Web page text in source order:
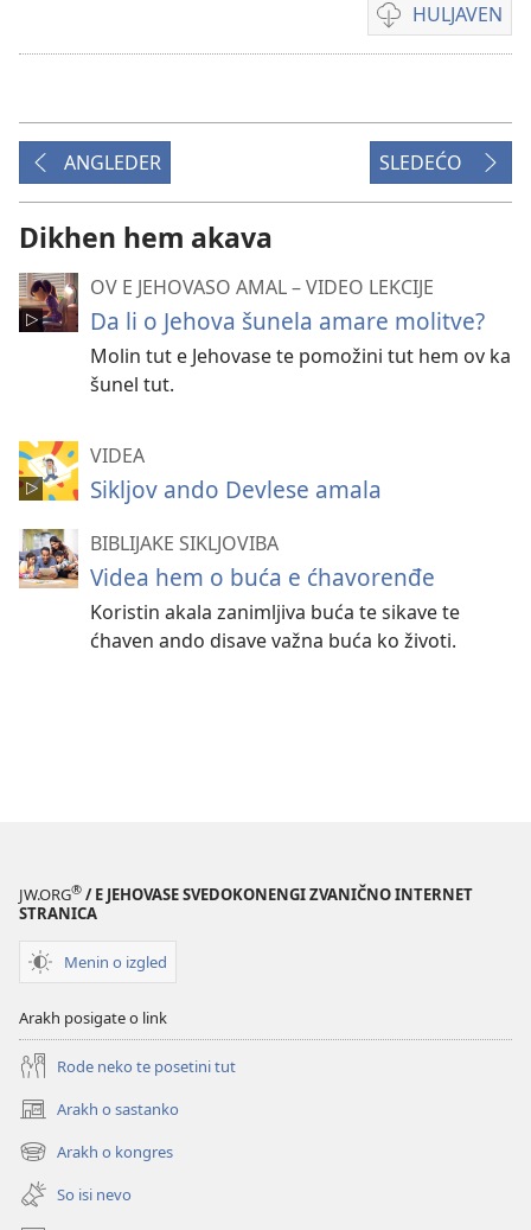
HULJAVEN
O
formatija
o
filmija
ANGLEDER SLEDEĆO
Dikhen hem akava
OV E JEHOVASO AMAL – VIDEO LEKCIJE
Da li o Jehova šunela amare molitve?
Molin tut e Jehovase te pomožini tut hem ov ka
šunel tut.
VIDEA
Sikljov ando Devlese amala
BIBLIJAKE SIKLJOVIBA
Videa hem o buća e ćhavorenđe
Koristin akala zanimljiva buća te sikave te
ćhaven ando disave važna buća ko životi.
JW.ORG® / E JEHOVASE SVEDOKONENGI ZVANIČNO INTERNET
STRANICA
Menin o izgled
Arakh posigate o link
Rode neko te posetini tut
Arakh o sastanko
(opens
new
window)
Arakh o kongres
(opens
new
window)
So isi nevo